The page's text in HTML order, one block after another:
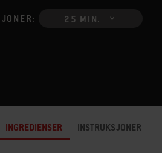
25 MIN.
INGREDIENSER INSTRUKSJONER